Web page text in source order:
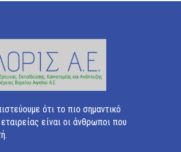
ότι το πιο σημαντικό
είναι οι άνθρωποι που